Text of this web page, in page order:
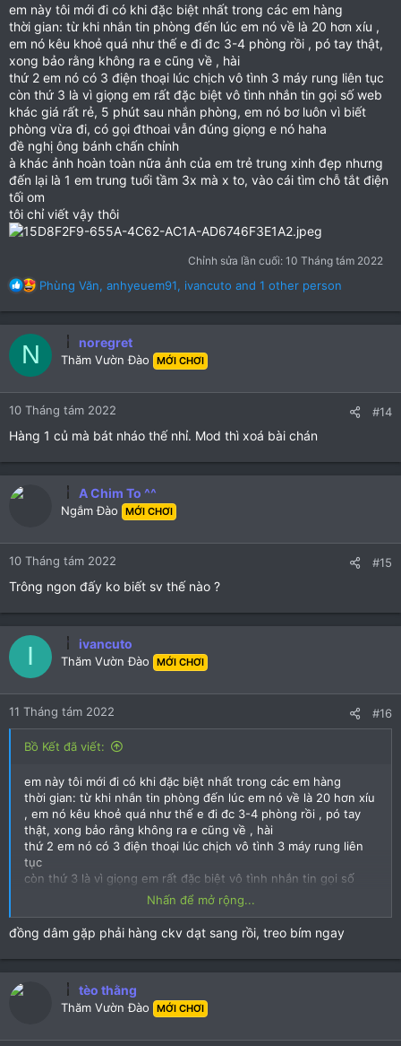
em này tôi mới đi có khi đặc biệt nhất trong các em hàng
thời gian: từ khi nhắn tin phòng đến lúc em nó về là 20 hơn xíu ,
em nó kêu khoẻ quá như thế e đi đc 3-4 phòng rồi , pó tay thật,
xong bảo rằng không ra e cũng về , hài
thứ 2 em nó có 3 điện thoại lúc chịch vô tình 3 máy rung liên tục
còn thứ 3 là vì giọng em rất đặc biệt vô tình nhắn tin gọi số web
khác giá rất rẻ, 5 phút sau nhắn phòng, em nó bơ luôn vì biết
phòng vừa đi, có gọi đthoai vẫn đúng giọng e nó haha
đề nghị ông bánh chấn chỉnh
à khác ảnh hoàn toàn nữa ảnh của em trẻ trung xinh đẹp nhưng
đến lại là 1 em trung tuổi tầm 3x mà x to, vào cái tìm chỗ tắt điện
tối om
tôi chỉ viết vậy thôi
Chỉnh sửa lần cuối: 10 Tháng tám 2022
R
a
c
n
s
Phùng Văn, anhyeuem91, ivancuto and 1 other person
N noregret
Thăm Vườn Đào MỚI CHƠI
10 Tháng tám 2022 #14
Hàng 1 củ mà bát nháo thế nhỉ. Mod thì xoá bài chán
A Chim To ^^
Ngắm Đào MỚI CHƠI
10 Tháng tám 2022 #15
Trông ngon đấy ko biết sv thế nào ?
I ivancuto
Thăm Vườn Đào MỚI CHƠI
11 Tháng tám 2022 #16
Bồ Kết đã viết:
em này tôi mới đi có khi đặc biệt nhất trong các em hàng
thời gian: từ khi nhắn tin phòng đến lúc em nó về là 20 hơn xíu
, em nó kêu khoẻ quá như thế e đi đc 3-4 phòng rồi , pó tay
thật, xong bảo rằng không ra e cũng về , hài
thứ 2 em nó có 3 điện thoại lúc chịch vô tình 3 máy rung liên
tục
còn thứ 3 là vì giọng em rất đặc biệt vô tình nhắn tin gọi số
web khác giá rất rẻ, 5 phút sau nhắn phòng, em nó bơ luôn vì
biết phòng vừa đi, có gọi đthoai vẫn đúng giọng e nó haha
đề nghị ông bánh chấn chỉnh
à khác ảnh hoàn toàn nữa ảnh của em trẻ trung xinh đẹp
nhưng đến lại là 1 em trung tuổi tầm 3x mà x to, vào cái tìm chỗ
tắt điện tối om
tôi chỉ viết vậy thôiBạn phải đăng nhập để xem file này: 29429
Nhấn để mở rộng...
đồng dâm gặp phải hàng ckv dạt sang rồi, treo bím ngay
tèo thằng
Thăm Vườn Đào MỚI CHƠI